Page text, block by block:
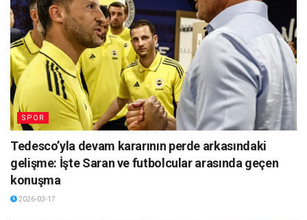
SPOR
Tedesco’yla devam kararının perde arkasındaki
gelişme: İşte Saran ve futbolcular arasında geçen
konuşma
2026-03-17